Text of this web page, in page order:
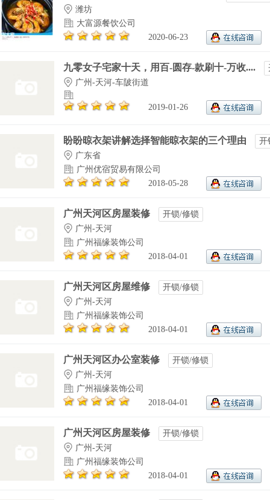
潍坊
大富源餐饮公司
2020-06-23
九零女子宅家十天，用百-圆存-款刷十-万收....
广州-天河-车陂街道
2019-01-26
盼盼晾衣架讲解选择智能晾衣架的三个理由
开
广东省
广州优宿贸易有限公司
2018-05-28
广州天河区房屋装修
开锁/修锁
广州-天河
广州福缘装饰公司
2018-04-01
广州天河区房屋维修
开锁/修锁
广州-天河
广州福缘装饰公司
2018-04-01
广州天河区办公室装修
开锁/修锁
广州-天河
广州福缘装饰公司
2018-04-01
广州天河区房屋装修
开锁/修锁
广州-天河
广州福缘装饰公司
2018-04-01